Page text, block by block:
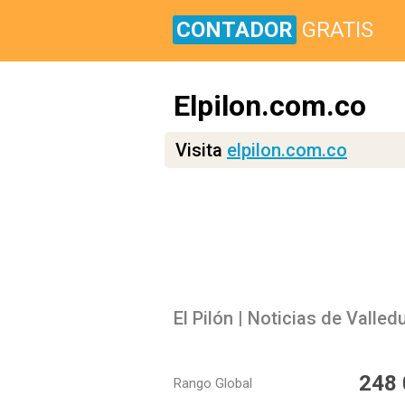
CONTADOR GRATIS
Elpilon.com.co
Visita elpilon.com.co
El Pilón | Noticias de
Rango Global 248